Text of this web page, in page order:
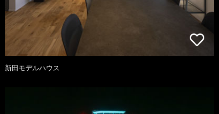
新田モデルハウス